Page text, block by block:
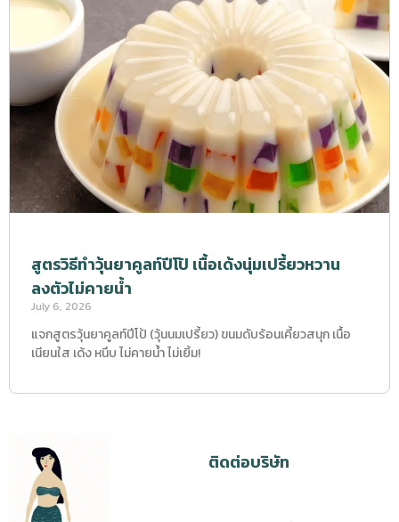
สูตรวิธีทำวุ้นยาคูลท์ปีโป้ เนื้อเด้งนุ่มเปรี้ยวหวาน
ลงตัวไม่คายน้ำ
July 6, 2026
แจกสูตรวุ้นยาคูลท์ปีโป้ (วุ้นนมเปรี้ยว) ขนมดับร้อนเคี้ยวสนุก เนื้อ
เนียนใส เด้ง หนึบ ไม่คายน้ำ ไม่เยิ้ม!
ติดต่อบริษัท